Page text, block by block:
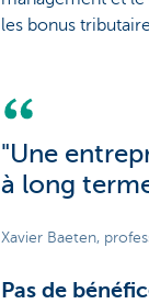
les bonus
"Une
à long
Xavier Baeten,
Pas de